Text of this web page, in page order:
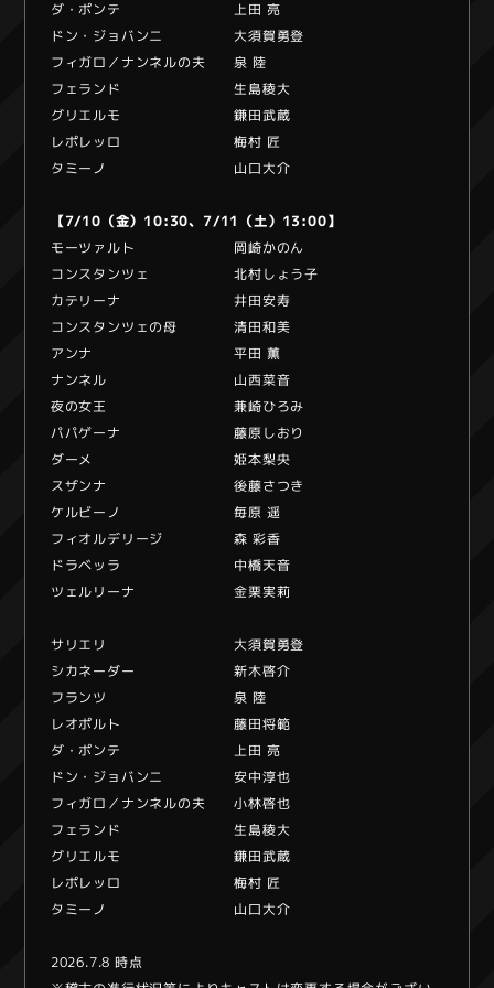
ダ・ポンテ 上田 亮
ドン・ジョバンニ 大須賀勇登
フィガロ／ナンネルの夫 泉 陸
フェランド 生島稜大
グリエルモ 鎌田武蔵
レポレッロ 梅村 匠
タミーノ 山口大介
【7/10（金）10:30、7/11（土）13:00】
モーツァルト 岡崎かのん
コンスタンツェ 北村しょう子
カテリーナ 井田安寿
コンスタンツェの母 清田和美
アンナ 平田 薫
ナンネル 山西菜音
夜の女王 兼崎ひろみ
パパゲーナ 藤原しおり
ダーメ 姫本梨央
スザンナ 後藤さつき
ケルビーノ 毎原 遥
フィオルデリージ 森 彩香
ドラベッラ 中橋天音
ツェルリーナ 金栗実莉
サリエリ 大須賀勇登
シカネーダー 新木啓介
フランツ 泉 陸
レオポルト 藤田将範
ダ・ポンテ 上田 亮
ドン・ジョバンニ 安中淳也
フィガロ／ナンネルの夫 小林啓也
フェランド 生島稜大
グリエルモ 鎌田武蔵
レポレッロ 梅村 匠
タミーノ 山口大介
2026.7.8 時点